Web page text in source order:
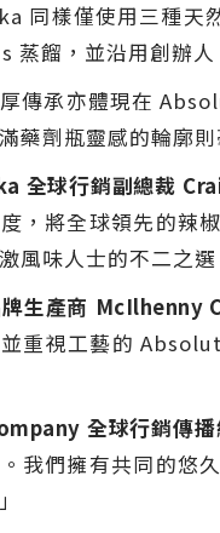
同樣僅使用三種天
蒸餾，並沿用創辦
傳承亦體現在
藥劑瓶靈感的輪廓
全球行銷副總裁
，將全球領先的辣
風味人士的不二之選
生產商 McIlhenny
重視工藝的
全球行銷傳
我們擁有共同的悠